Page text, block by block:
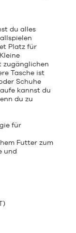
du alles
Platz für
zugänglichen
Tasche ist
Schuhe
kannst du
du zu
für
Futter zum
und